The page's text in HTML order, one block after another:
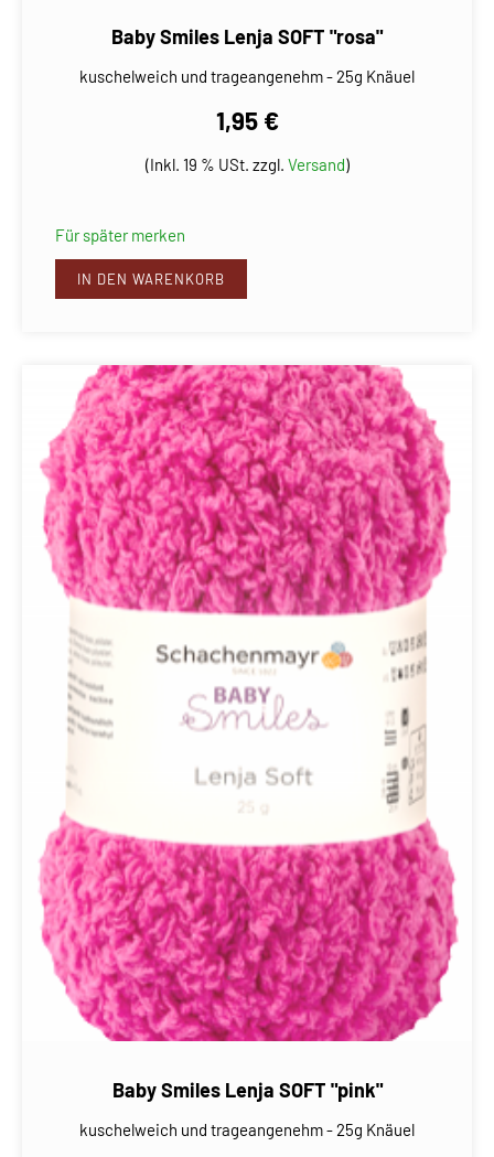
Baby Smiles Lenja SOFT "rosa"
kuschelweich und trageangenehm - 25g Knäuel
1,95 €
(Inkl. 19 % USt. zzgl. Versand)
Für später merken
IN DEN WARENKORB
Baby Smiles Lenja SOFT "pink"
kuschelweich und trageangenehm - 25g Knäuel